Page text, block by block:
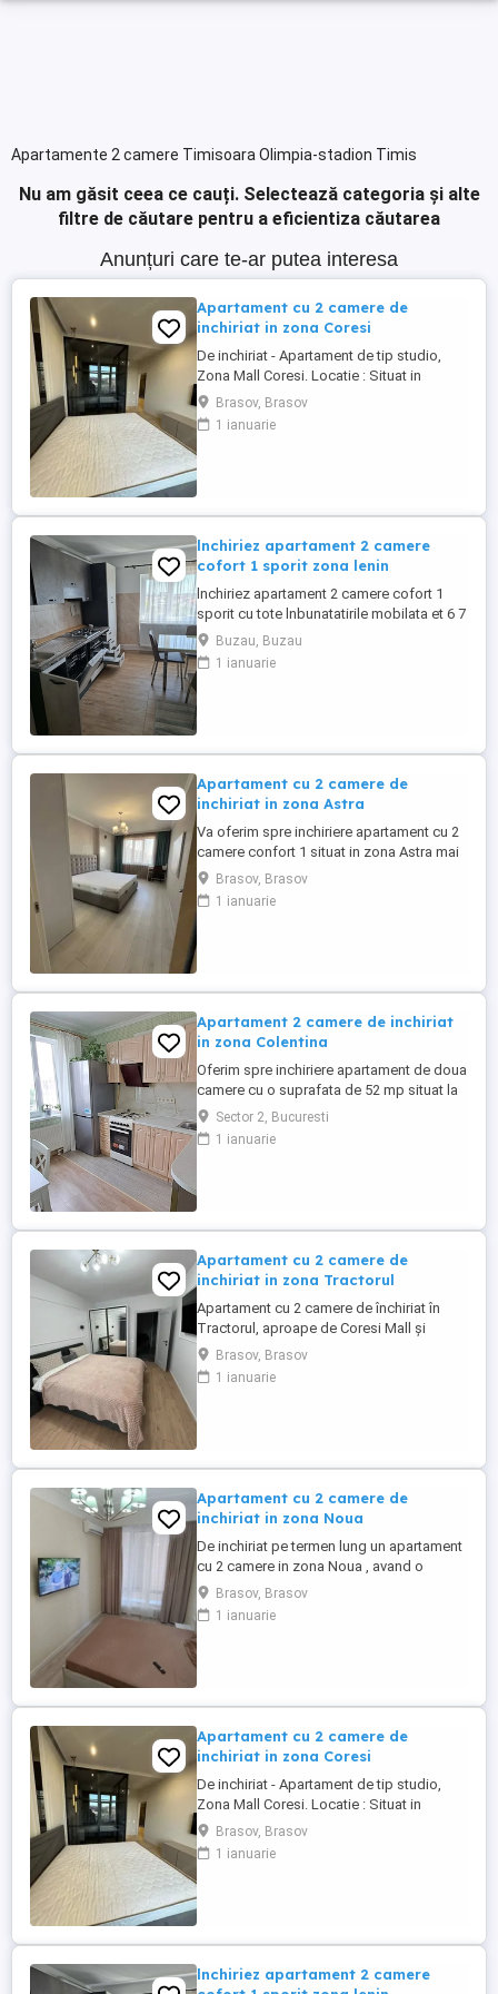
Apartamente 2 camere Timisoara Olimpia-stadion Timis
Nu am găsit ceea ce cauți. Selectează categoria și alte
filtre de căutare pentru a eficientiza căutarea
Anunțuri care te-ar putea interesa
Apartament cu 2 camere de
inchiriat in zona Coresi
De inchiriat - Apartament de tip studio,
Zona Mall Coresi. Locatie : Situat in
imediata apropiere a Coresi Mall, intr-o
zona vibranta si accesibila, cu numeroase
facilitati la indemana. Apartament modern,
Brasov, Brasov
1 ianuarie
lnchiriez apartament 2 camere
cofort 1 sporit zona lenin
lnchiriez apartament 2 camere cofort 1
sporit cu tote lnbunatatirile mobilata et 6 7
cu centrala termica parchet gresie faenta
taplarie termopan balconul lnchis ln
tetmopa zona lenin
Buzau, Buzau
1 ianuarie
Apartament cu 2 camere de
inchiriat in zona Astra
Va oferim spre inchiriere apartament cu 2
camere confort 1 situat in zona Astra mai
exact zona Ardealului zona buna a
orasului linistita. Apartamentul este
decomandat cu o suprafata utila de 50
Brasov, Brasov
1 ianuarie
Apartament 2 camere de inchiriat
in zona Colentina
Oferim spre inchiriere apartament de doua
camere cu o suprafata de 52 mp situat la
etajul 4 complet mobilat si utilat in zona
Colentina str Vasile Bacila ,imobilul este
disponibil cu mutare imediata .
Sector 2, Bucuresti
1 ianuarie
Apartament cu 2 camere de
inchiriat in zona Tractorul
Apartament cu 2 camere de închiriat în
Tractorul, aproape de Coresi Mall și
mijloace de transport. Situat la etajul 1,
într-un bloc nou, cu suprafață utilă de 53
mp. Compartimentare decomandată,
Brasov, Brasov
1 ianuarie
Apartament cu 2 camere de
inchiriat in zona Noua
De inchiriat pe termen lung un apartament
cu 2 camere in zona Noua , avand o
suprafata utila de 49 mp , etajul 1 .
Apartamentul are ca si dotari , aragaz ,
masina de spalat , aragaz , centrala
Brasov, Brasov
1 ianuarie
Apartament cu 2 camere de
inchiriat in zona Coresi
De inchiriat - Apartament de tip studio,
Zona Mall Coresi. Locatie : Situat in
imediata apropiere a Coresi Mall, intr-o
zona vibranta si accesibila, cu numeroase
facilitati la indemana. Apartament modern,
Brasov, Brasov
1 ianuarie
lnchiriez apartament 2 camere